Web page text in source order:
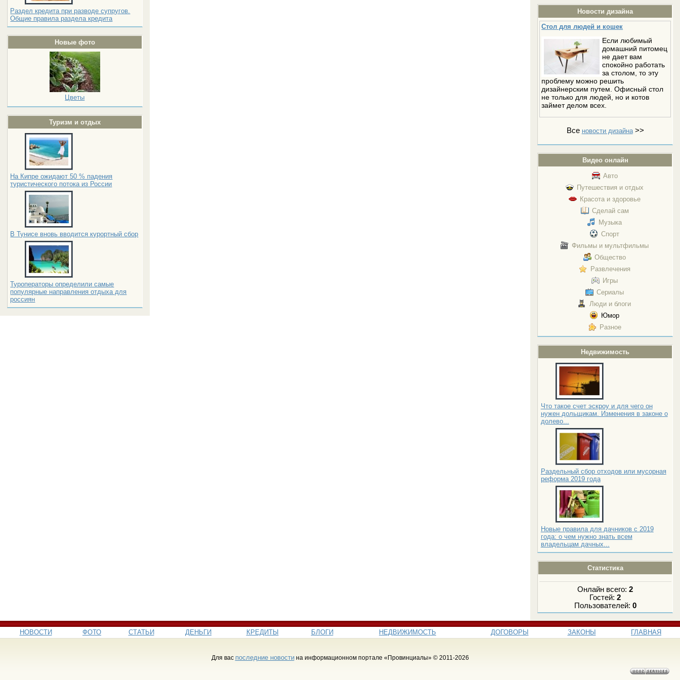
Раздел кредита при разводе супругов.
Общие правила раздела кредита
Новые фото
Цветы
Туризм и отдых
На Кипре ожидают 50 % падения
туристического потока из России
В Тунисе вновь вводится курортный сбор
Туроператоры определили самые
популярные направления отдыха для
россиян
Новости дизайна
Стол для людей и кошек
Если любимый
домашний питомец
не дает вам
спокойно работать
за столом, то эту
проблему можно решить
дизайнерским путем. Офисный стол
не только для людей, но и котов
займет делом всех.
Все новости дизайна>>
Видео онлайн
Авто
Путешествия и отдых
Красота и здоровье
Сделай сам
Музыка
Спорт
Фильмы и мультфильмы
Общество
Развлечения
Игры
Сериалы
Люди и блоги
Юмор
Разное
Недвижимость
Что такое счет эскроу и для чего он
нужен дольщикам. Изменения в законе о
долево...
Раздельный сбор отходов или мусорная
реформа 2019 года
Новые правила для дачников с 2019
года: о чем нужно знать всем
владельцам дачных...
Статистика
Онлайн всего:2
Гостей:2
Пользователей: 0
НОВОСТИ ФОТО СТАТЬИ ДЕНЬГИ КРЕДИТЫ БЛОГИ НЕДВИЖИМОСТЬ ДОГОВОРЫ ЗАКОНЫ ГЛАВНАЯ
Для вас последние новостина информационном портале «Провинциалы» © 2011-2026